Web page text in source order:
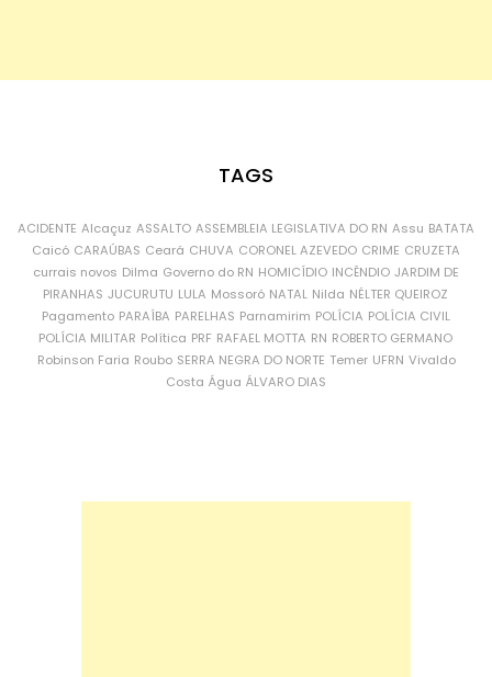
TAGS
ACIDENTE Alcaçuz ASSALTO ASSEMBLEIA LEGISLATIVA DO RN Assu BATATA
Caicó CARAÚBAS Ceará CHUVA CORONEL AZEVEDO CRIME CRUZETA
currais novos Dilma Governo do RN HOMICÍDIO INCÊNDIO JARDIM DE
PIRANHAS JUCURUTU LULA Mossoró NATAL Nilda NÉLTER QUEIROZ
Pagamento PARAÍBA PARELHAS Parnamirim POLÍCIA POLÍCIA CIVIL
POLÍCIA MILITAR Política PRF RAFAEL MOTTA RN ROBERTO GERMANO
Robinson Faria Roubo SERRA NEGRA DO NORTE Temer UFRN Vivaldo
Costa Água ÁLVARO DIAS